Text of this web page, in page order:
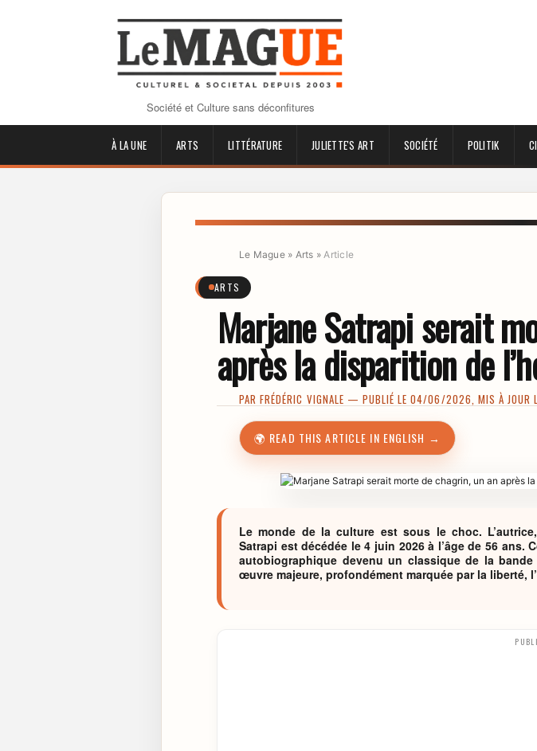
Société et Culture sans déconfitures
À LA UNE ARTS LITTÉRATURE JULIETTE'S ART SOCIÉTÉ POLITIK
Le Mague» Arts » Article
ARTS
Marjane Satrapi serait
après la disparition de
PARFRÉDÉRIC VIGNALE — PUBLIÉ LE 04/06/2026, MIS À
🌍 READ THIS ARTICLE IN ENGLISH →
Le monde de la culture est sous le choc.
Satrapi est décédée le 4 juin 2026 à l’âge de 56
autobiographique devenu un classique de la
œuvre majeure, profondément marquée par la liberté,